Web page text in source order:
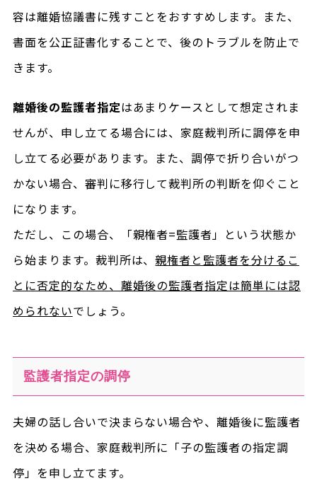
容は離婚協議書に残すことをおすすめします。また、
書面を公正証書化することで、後のトラブルを防止で
きます。
離婚後の監護者指定はあまりケースとして想定されま
せんが、申し立てる場合には、家庭裁判所に調停を申
し立てる必要があります。また、調停で折り合いがつ
かない場合、審判に移行して裁判所の判断を仰ぐこと
になります。
ただし、この場合、「親権者=監護者」という状態か
ら始まります。裁判所は、親権者と監護者を分けるこ
とに否定的なため、離婚後の監護者指定は簡単には認
められないでしょう。
監護者指定の調停
夫婦の話し合いで決まらない場合や、離婚後に監護者
を決める場合、家庭裁判所に「子の監護者の指定調
停」を申し立てます。